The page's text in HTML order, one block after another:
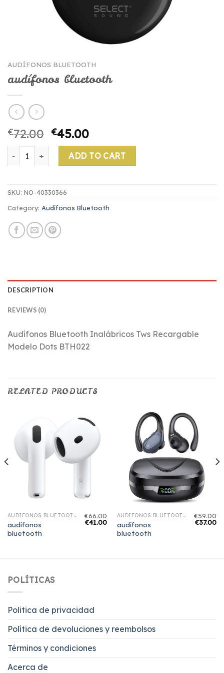
AUDÍFONOS BLUETOOTH
audífonos bluetooth
€72.00 €45.00
audífonos bluetooth quantity
ADD TO CART
SKU: NO-40330366
Category: Audífonos Bluetooth
DESCRIPTION
REVIEWS (0)
Audífonos Bluetooth Inalábricos Tws Recargable
Modelo Dots BTH022
RELATED PRODUCTS
AUDÍFONOS BLUETOOTH
audífonos
bluetooth
€66.00
€41.00
AUDÍFONOS BLUETOOTH
audífonos
bluetooth
€59.00
€37.00
POLÍTICAS
Politica de privacidad
Política de devoluciones y reembolsos
Términos y condiciones
Acerca de